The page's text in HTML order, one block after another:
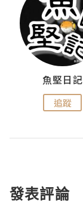
魚堅日記
追蹤
發表評論